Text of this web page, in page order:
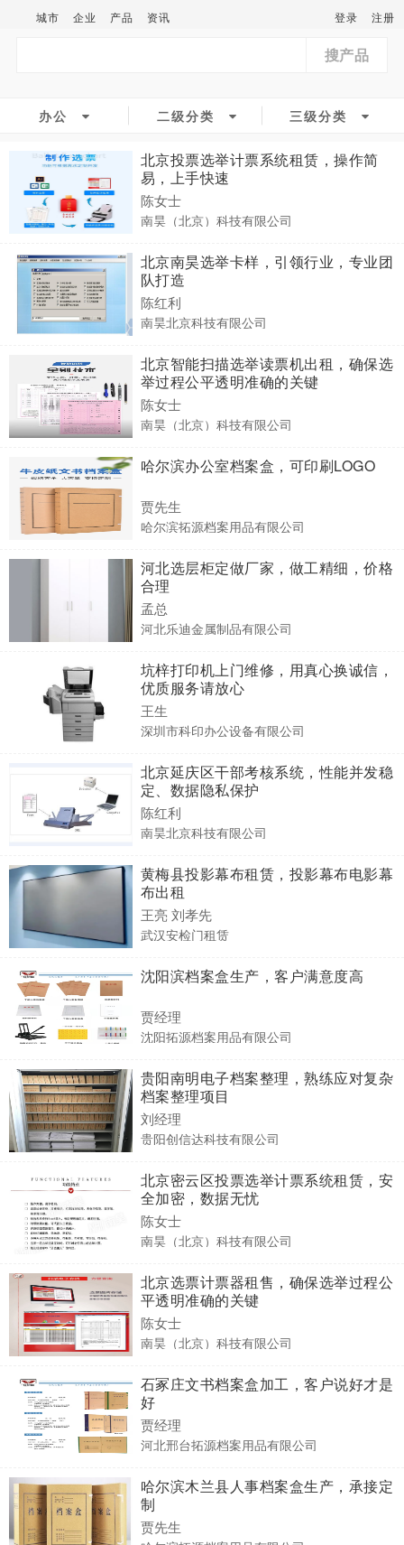
城市 企业 产品 资讯 登录 注册
搜产品
办公 二级分类 三级分类
北京投票选举计票系统租赁，操作简
易，上手快速​
陈女士
南昊（北京）科技有限公司
北京南昊选举卡样，引领行业，专业团
队打造
陈红利
南昊北京科技有限公司
北京智能扫描选举读票机出租，确保选
举过程公平透明准确的关键
陈女士
南昊（北京）科技有限公司
哈尔滨办公室档案盒，可印刷LOGO
贾先生
哈尔滨拓源档案用品有限公司
河北选层柜定做厂家，做工精细，价格
合理
孟总
河北乐迪金属制品有限公司
坑梓打印机上门维修，用真心换诚信，
优质服务请放心
王生
深圳市科印办公设备有限公司
北京延庆区干部考核系统，性能并发稳
定、数据隐私保护
陈红利
南昊北京科技有限公司
黄梅县投影幕布租赁，投影幕布电影幕
布出租
王亮 刘孝先
武汉安检门租赁
沈阳滨档案盒生产，客户满意度高
贾经理
沈阳拓源档案用品有限公司
贵阳南明电子档案整理，熟练应对复杂
档案整理项目
刘经理
贵阳创信达科技有限公司
北京密云区投票选举计票系统租赁，安
全加密，数据无忧​
陈女士
南昊（北京）科技有限公司
北京选票计票器租售，确保选举过程公
平透明准确的关键
陈女士
南昊（北京）科技有限公司
石冢庄文书档案盒加工，客户说好才是
好
贾经理
河北邢台拓源档案用品有限公司
哈尔滨木兰县人事档案盒生产，承接定
制
贾先生